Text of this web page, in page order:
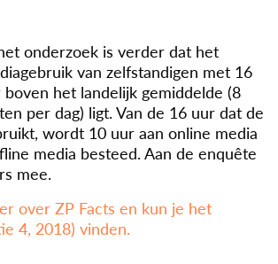
onderzoek is verder dat het
van zelfstandigen met 16
het landelijk gemiddelde (8
per dag) ligt. Van de 16 uur dat de
wordt 10 uur aan online media
media besteed. Aan de enquête
mee.
over ZP Facts en kun je het
4, 2018) vinden.